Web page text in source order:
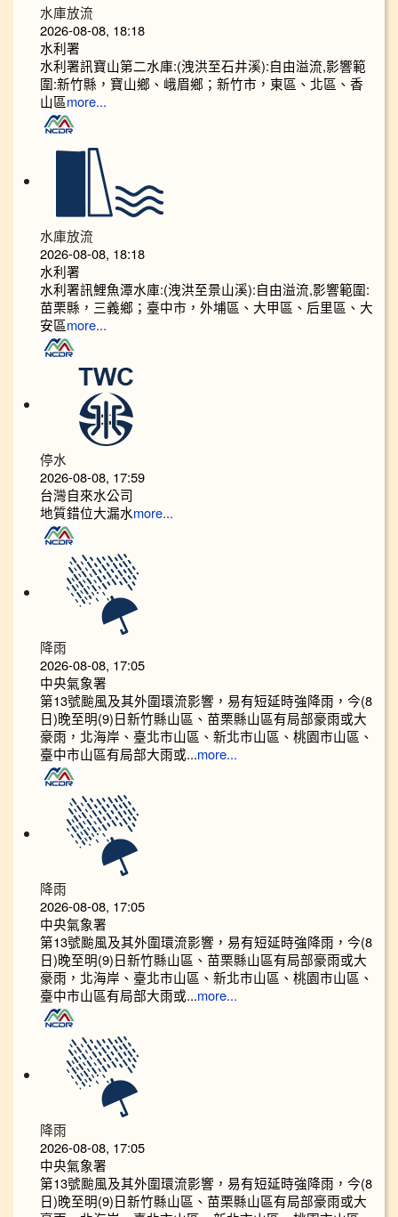
水庫放流
2026-08-08, 18:18
水利署
水利署訊寶山第二水庫:(洩洪至石井溪):自由溢流,影響範
圍:新竹縣，寶山鄉、峨眉鄉；新竹市，東區、北區、香
山區more...
水庫放流
2026-08-08, 18:18
水利署
水利署訊鯉魚潭水庫:(洩洪至景山溪):自由溢流,影響範圍:
苗栗縣，三義鄉；臺中市，外埔區、大甲區、后里區、大
安區more...
停水
2026-08-08, 17:59
台灣自來水公司
地質錯位大漏水more...
降雨
2026-08-08, 17:05
中央氣象署
第13號颱風及其外圍環流影響，易有短延時強降雨，今(8
日)晚至明(9)日新竹縣山區、苗栗縣山區有局部豪雨或大
豪雨，北海岸、臺北市山區、新北市山區、桃園市山區、
臺中市山區有局部大雨或...more...
降雨
2026-08-08, 17:05
中央氣象署
第13號颱風及其外圍環流影響，易有短延時強降雨，今(8
日)晚至明(9)日新竹縣山區、苗栗縣山區有局部豪雨或大
豪雨，北海岸、臺北市山區、新北市山區、桃園市山區、
臺中市山區有局部大雨或...more...
降雨
2026-08-08, 17:05
中央氣象署
第13號颱風及其外圍環流影響，易有短延時強降雨，今(8
日)晚至明(9)日新竹縣山區、苗栗縣山區有局部豪雨或大